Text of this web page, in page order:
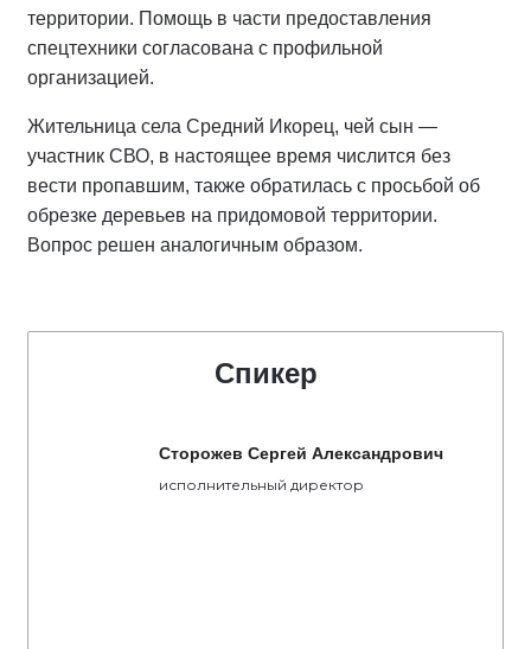
территории. Помощь в части предоставления
спецтехники согласована с профильной
организацией.
Жительница села Средний Икорец, чей сын —
участник СВО, в настоящее время числится без
вести пропавшим, также обратилась с просьбой об
обрезке деревьев на придомовой территории.
Вопрос решен аналогичным образом.
Спикер
Сторожев Сергей Александрович
исполнительный директор